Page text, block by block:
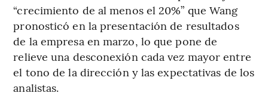
“crecimiento de al menos el 20%” que Wang
pronosticó en la presentación de resultados
de la empresa en marzo, lo que pone de
relieve una desconexión cada vez mayor entre
el tono de la dirección y las expectativas de los
analistas.